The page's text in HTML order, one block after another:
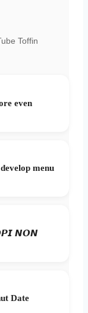
Toffin
even
menu
𝙉𝙊𝙉
Date